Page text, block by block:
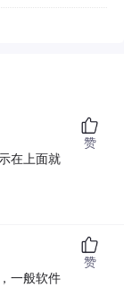
在上面就
赞
一般软件
赞